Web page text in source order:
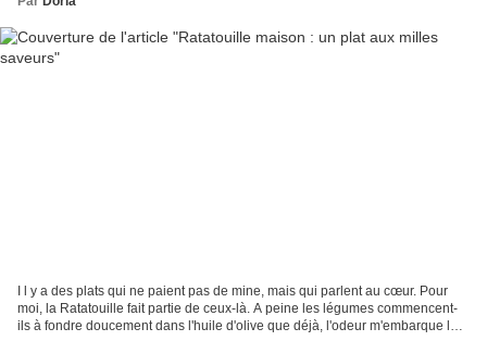
I l y a des plats qui ne paient pas de mine, mais qui parlent au cœur. Pour
moi, la Ratatouille fait partie de ceux-là. A peine les légumes commencent-
ils à fondre doucement dans l'huile d'olive que déjà, l'odeur m'embarque loin